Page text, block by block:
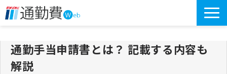
新着情報
通勤手当申請書とは？ 記載する内容も
解説